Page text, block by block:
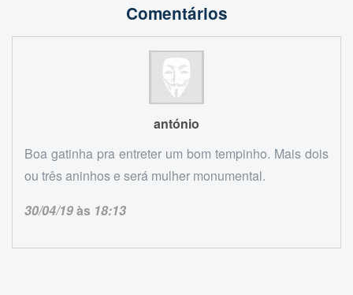
Comentários
antónio
Boa gatinha pra entreter um bom tempinho. Mais dois
ou três aninhos e será mulher monumental.
30/04/19às 18:13